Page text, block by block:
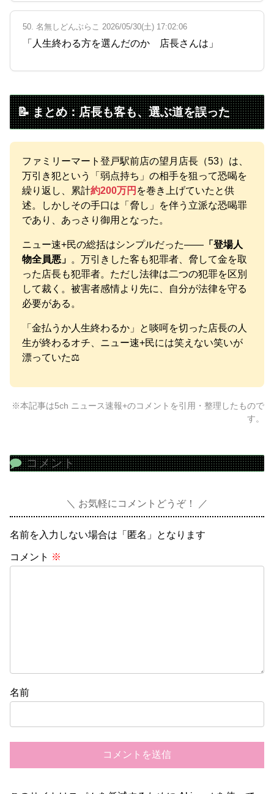
50. 名無しどんぶらこ 2026/05/30(土) 17:02:06
「人生終わる方を選んだのか 店長さんは」
📝 まとめ：店長も客も、選ぶ道を誤った
ファミリーマート登戸駅前店の望月店長（53）は、
万引き犯という「弱点持ち」の相手を狙って恐喝を
繰り返し、累計約200万円 を巻き上げていたと供
述。しかしその手口は「脅し」を伴う立派な恐喝罪
であり、あっさり御用となった。
ニュー速+民の総括はシンプルだった—— 「登場人
物全員悪」 。万引きした客も犯罪者、脅して金を取
った店長も犯罪者。ただし法律は二つの犯罪を区別
して裁く。被害者感情より先に、自分が法律を守る
必要がある。
「金払うか人生終わるか」と啖呵を切った店長の人
生が終わるオチ、ニュー速+民には笑えない笑いが
漂っていた⚖️
※本記事は5ch ニュース速報+のコメントを引用・整理したもので
す。
コメント
お気軽にコメントどうぞ！
名前を入力しない場合は「匿名」となります
コメント ※
名前